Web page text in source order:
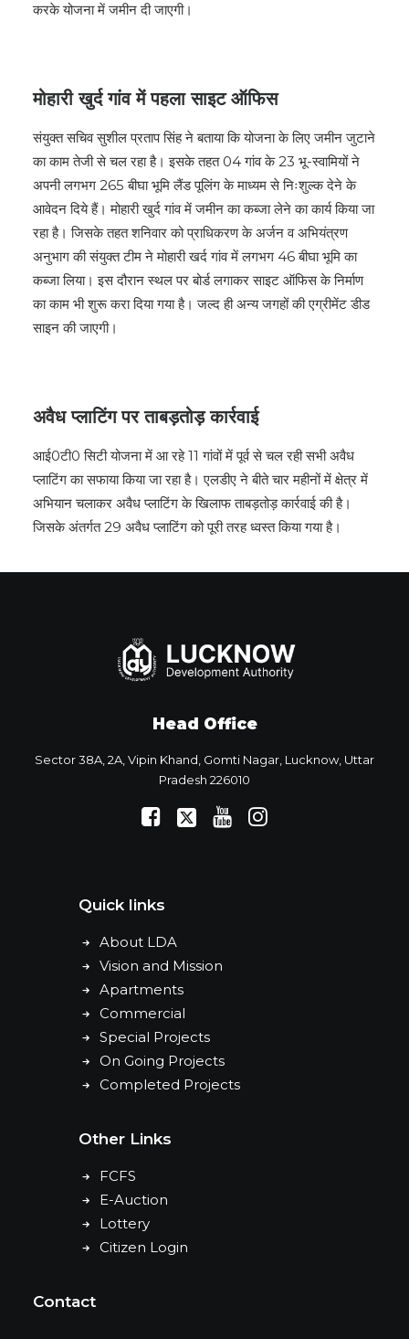
करके योजना में जमीन दी जाएगी।
मोहारी खुर्द गांव में पहला साइट ऑफिस
संयुक्त सचिव सुशील प्रताप सिंह ने बताया कि योजना के लिए जमीन जुटाने
का काम तेजी से चल रहा है। इसके तहत 04 गांव के 23 भू-स्वामियों ने
अपनी लगभग 265 बीघा भूमि लैंड पूलिंग के माध्यम से निःशुल्क देने के
आवेदन दिये हैं। मोहारी खुर्द गांव में जमीन का कब्जा लेने का कार्य किया जा
रहा है। जिसके तहत शनिवार को प्राधिकरण के अर्जन व अभियंत्रण
अनुभाग की संयुक्त टीम ने मोहारी खर्द गांव में लगभग 46 बीघा भूमि का
कब्जा लिया। इस दौरान स्थल पर बोर्ड लगाकर साइट ऑफिस के निर्माण
का काम भी शुरू करा दिया गया है। जल्द ही अन्य जगहों की एग्रीमेंट डीड
साइन की जाएगी।
अवैध प्लाटिंग पर ताबड़तोड़ कार्रवाई
आई0टी0 सिटी योजना में आ रहे 11 गांवों में पूर्व से चल रही सभी अवैध
प्लाटिंग का सफाया किया जा रहा है। एलडीए ने बीते चार महीनों में क्षेत्र में
अभियान चलाकर अवैध प्लाटिंग के खिलाफ ताबड़तोड़ कार्रवाई की है।
जिसके अंतर्गत 29 अवैध प्लाटिंग को पूरी तरह ध्वस्त किया गया है।
Head Office
Sector 38A, 2A, Vipin Khand, Gomti Nagar, Lucknow, Uttar
Pradesh 226010
Quick links
About LDA
Vision and Mission
Apartments
Commercial
Special Projects
On Going Projects
Completed Projects
Other Links
FCFS
E-Auction
Lottery
Citizen Login
Contact